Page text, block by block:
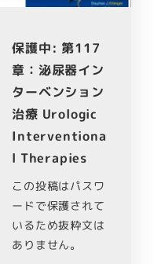
保護中: 第117
章：泌尿器イン
ターベンション
治療 Urologic
Interventiona
l Therapies
この投稿はパスワ
ードで保護されて
いるため抜粋文は
ありません。